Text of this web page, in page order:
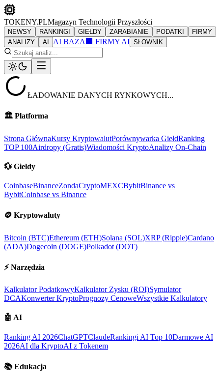
TOKENY.PLMagazyn Technologii Przyszłości
NEWSY RANKINGI GIEŁDY ZARABIANIE PODATKI
FIRMY
ANALIZY
AI AI BAZA 🏢 FIRMY AI SŁOWNIK
ŁADOWANIE DANYCH RYNKOWYCH...
🏛️ Platforma
Strona GłównaKursy KryptowalutPorównywarka GiełdRanking
TOP 100Airdropy (Gratis)Wiadomości KryptoAnalizy On-Chain
💱 Giełdy
CoinbaseBinanceZondaCryptoMEXCBybitBinance vs
BybitCoinbase vs Binance
🪙 Kryptowaluty
Bitcoin (BTC)Ethereum (ETH)Solana (SOL)XRP (Ripple)Cardano
(ADA)Dogecoin (DOGE)Polkadot (DOT)
⚡ Narzędzia
Kalkulator PodatkowyKalkulator Zysku (ROI)Symulator
DCAKonwerter KryptoPrognozy CenoweWszystkie Kalkulatory
🤖 AI
Ranking AI 2026ChatGPTClaudeRankingi AI Top 10Darmowe AI
2026AI dla KryptoAI z Tokenem
📚 Edukacja